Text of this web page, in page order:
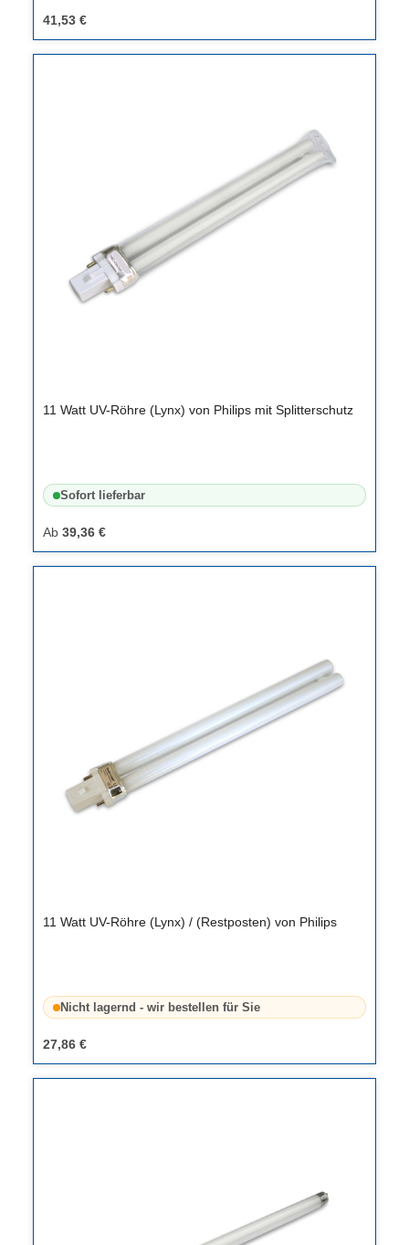
41,53 €
11 Watt UV-Röhre (Lynx) von Philips mit Splitterschutz
Sofort lieferbar
Ab39,36 €
11 Watt UV-Röhre (Lynx) / (Restposten) von Philips
Nicht lagernd - wir bestellen für Sie
27,86 €